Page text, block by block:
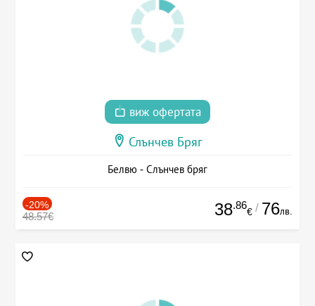
виж офертата
Слънчев Бряг
Белвю - Слънчев бряг
-20%
48.57€ 38.86
€ / 76лв.